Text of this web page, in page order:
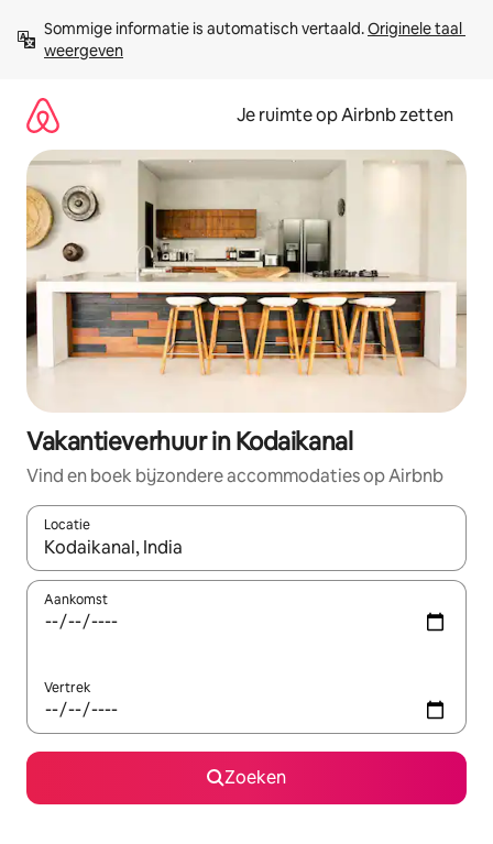
direct
naar
Sommige informatie is automatisch vertaald. Originele taal
weergeven
Je ruimte op Airbnb zetten
Vakantieverhuur in Kodaikanal
Vind en boek bijzondere accommodaties op Airbnb
Locatie
Wanneer er suggesties beschikbaar zijn, maak je een keuze
Aankomst
Vertrek
Zoeken